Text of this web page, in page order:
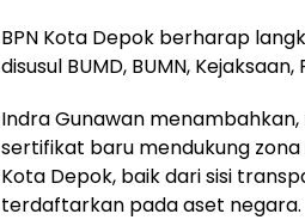
BPN Kota Depok berharap
disusul BUMD, BUMN,
Indra Gunawan
sertifikat baru mendukung
Kota Depok, baik dari sisi
terdaftarkan pada aset negara.